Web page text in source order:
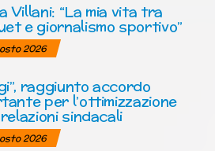
Villani: “La mia vita tra
e giornalismo sportivo”
2026
raggiunto accordo
per l’ottimizzazione
sindacali
2026